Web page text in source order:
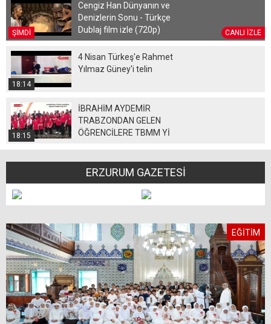
ŞİMDİ CANLI İZLE
Cengiz Han Dünyanın ve
Denizlerin Sonu - Türkçe
Dublaj film izle (720p)
18:14
4 Nisan Türkeş'e Rahmet
Yılmaz Güney'i telin
18:15
İBRAHİM AYDEMİR
TRABZONDAN GELEN
ÖĞRENCİLERE TBMM Yİ
ERZURUM GAZETESİ
EĞİTİM